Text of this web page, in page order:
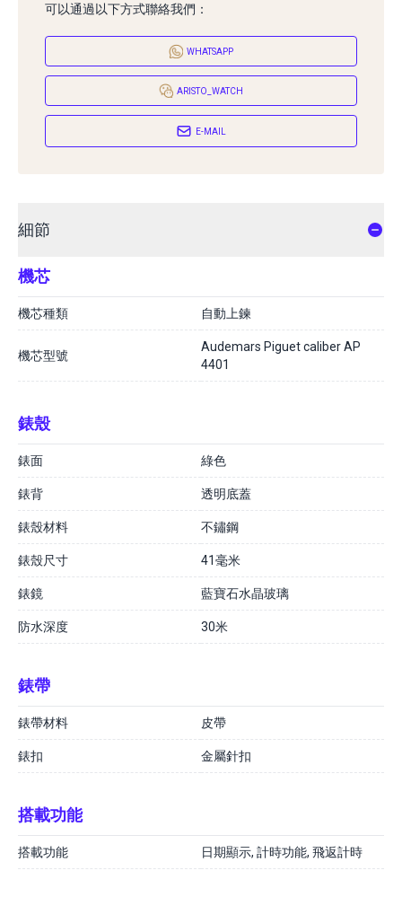
可以通過以下方式聯絡我們：
WHATSAPP
ARISTO_WATCH
E-MAIL
細節
機芯
機芯種類 自動上鍊
機芯型號
Audemars Piguet caliber AP
4401
錶殼
錶面 綠色
錶背 透明底蓋
錶殼材料 不鏽鋼
錶殼尺寸 41毫米
錶鏡 藍寶石水晶玻璃
防水深度 30米
錶帶
錶帶材料 皮帶
錶扣 金屬針扣
搭載功能
搭載功能 日期顯示, 計時功能, 飛返計時